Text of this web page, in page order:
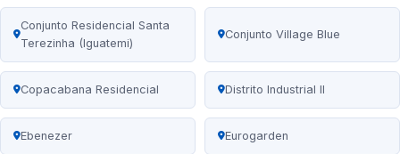
Conjunto Residencial Santa
Terezinha (Iguatemi)
Conjunto Village Blue
Copacabana Residencial Distrito Industrial II
Ebenezer Eurogarden